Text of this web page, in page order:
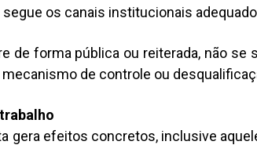
os canais institucionais
de forma pública ou reiterada, não se
de controle ou
gera efeitos concretos, inclusive